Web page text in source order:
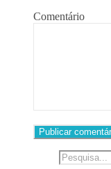
Comentário